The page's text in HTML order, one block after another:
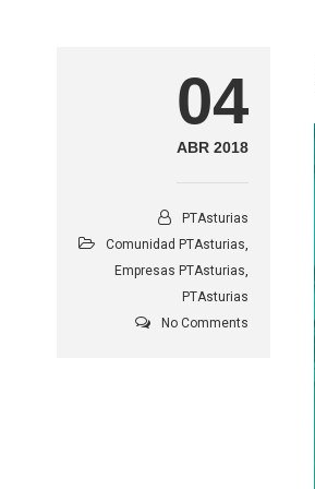
04
ABR 2018
PTAsturias
Comunidad PTAsturias,
Empresas PTAsturias,
PTAsturias
No Comments